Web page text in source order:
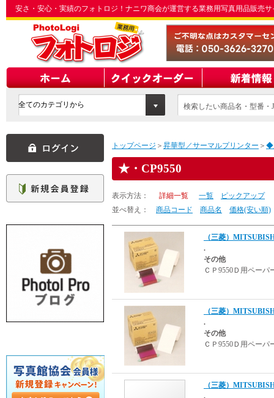
安さ・安心・実績のフォトロジ！ナニワ商会が運営する業務用写真用品販売
検索したい商品名・型番
トップページ ＞ 昇華型／サーマルプリンター ＞ ◆
・CP9550
表示方法： 詳細一覧 一覧
ピックアップ
並べ替え：
商品コード 商品名 価格(安い順)
（三菱）
.
その他
ＣＰ9550Ｄ用ペーパ
（三菱）
.
その他
ＣＰ9550Ｄ用ペーパ
（三菱）
.